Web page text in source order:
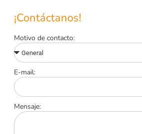
¡Contáctanos!
Motivo de contacto:
E-mail:
Mensaje: